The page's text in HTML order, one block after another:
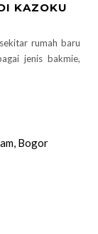
KAZOKU
rumah baru
jenis bakmie,